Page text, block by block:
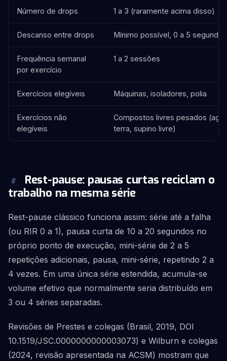
Número de drops 1 a 3 (raramente acima disso)
Descanso entre drops Mínimo possível, 0 a 5 segundos
Frequência semanal
por exercício
1 a 2 sessões
Exercícios elegíveis Máquinas, isoladores, polia
Exercícios não
elegíveis
Compostos livres pesados
terra, supino livre)
#
Rest-pause: pausas curtas reciclam o
trabalho na mesma série
Rest-pause clássico funciona assim: série até a falha
(ou RIR 0 a 1), pausa curta de 10 a 20 segundos no
próprio ponto de execução, mini-série de 2 a 5
repetições adicionais, pausa, mini-série, repetindo 2 a
4 vezes. Em uma única série estendida, acumula-se
volume efetivo que normalmente seria distribuído em
3 ou 4 séries separadas.
Revisões de Prestes e colegas (Brasil, 2019, DOI
10.1519/JSC.0000000000003073) e Wilburn e colegas
(2024, revisão apresentada na ACSM) mostram que